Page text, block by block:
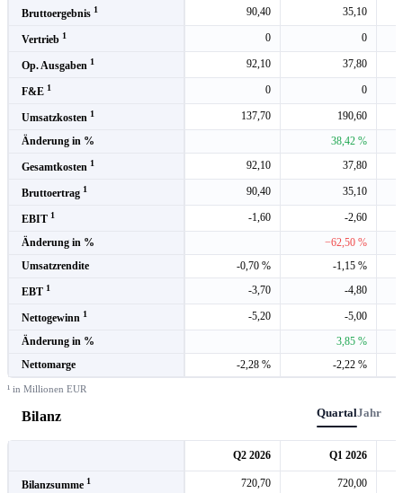
Bruttoergebnis 1 90,40 35,10
Vertrieb 1 0 0
Op. Ausgaben 1 92,10 37,80
F&E 1 0 0
Umsatzkosten 1 137,70
190,60
Änderung in %
38,42 %
Gesamtkosten 1 92,10 37,80
Bruttoertrag 1 90,40 35,10
EBIT 1 -1,60
-2,60
Änderung in %
−62,50 %
Umsatzrendite
-0,70 % -1,15 %
EBT 1 -3,70 -4,80
Nettogewinn 1 -5,20
-5,00
Änderung in %
3,85 %
Nettomarge
-2,28 % -2,22 %
¹ in Millionen EUR
Bilanz QuartalJahr
Q2 2026 Q1 2026
Bilanzsumme 1 720,70 720,00